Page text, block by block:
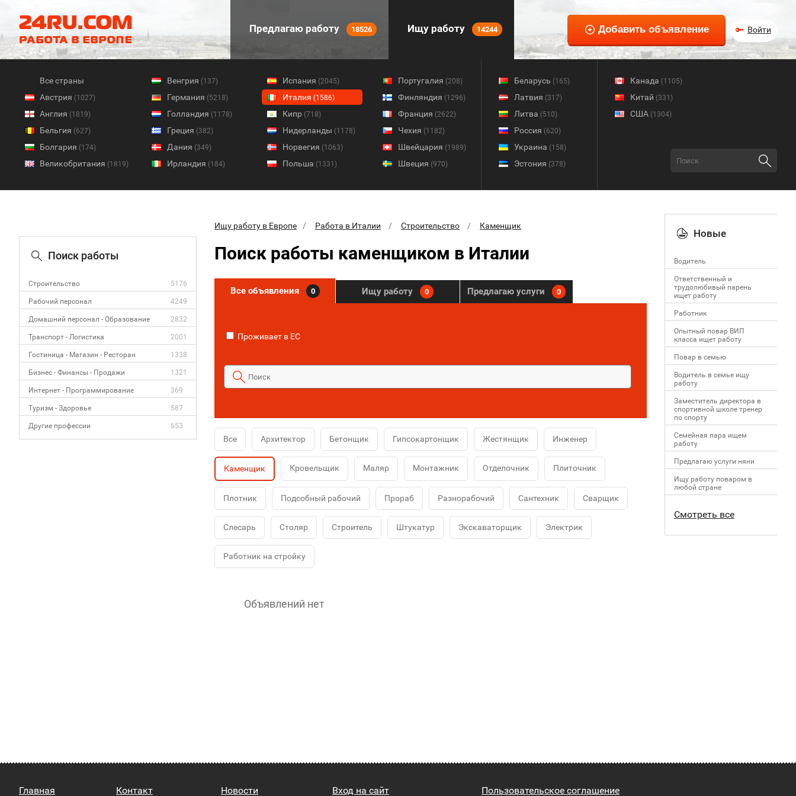
Предлагаю работу 18526 Ищу работу 14244 Войти
Все страны
Австрия (1027)
Англия (1819)
Бельгия (627)
Болгария (174)
Великобритания (1819)
Венгрия (137)
Германия (5218)
Голландия (1178)
Греция (382)
Дания (349)
Ирландия (184)
Испания (2045)
Италия (1586)
Кипр (718)
Нидерланды (1178)
Норвегия (1063)
Польша (1331)
Португалия (208)
Финляндия (1296)
Франция (2622)
Чехия (1182)
Швейцария (1989)
Швеция (970)
Беларусь (165)
Латвия (317)
Литва (510)
Россия (620)
Украина (158)
Эстония (378)
Канада (1105)
Китай (331)
США (1304)
Поиск работы
Строительство 5176
Рабочий персонал 4249
Домашний персонал - Образование 2832
Транспорт - Логистика 2001
Гостиница - Магазин - Ресторан 1338
Бизнес - Финансы - Продажи 1321
Интернет - Программирование 369
Туризм - Здоровье 587
Другие профессии 653
Ищу работу в Европе Работа в Италии Строительство Каменщик
Поиск работы каменщиком в Италии
Все объявления 0 Ищу работу 0 Предлагаю услуги 0
Проживает в ЕС
Все Архитектор Бетонщик Гипсокартонщик Жестянщик Инженер
Каменщик Кровельщик Маляр Монтажник Отделочник Плиточник
Плотник Подсобный рабочий Прораб Разнорабочий Сантехник Сварщик
Слесарь Столяр Строитель Штукатур Экскаваторщик Электрик
Работник на стройку
Объявлений нет
Новые
Водитель
Ответственный и
трудолюбивый парень
ищет работу
Работник
Опытный повар ВИП
класса ищет работу
Повар в семью
Водитель в семье ищу
работу
Заместитель директора в
спортивной школе тренер
по спорту
Семейная пара ищем
работу
Предлагаю услуги няни
Ищу работу поваром в
любой стране
Смотреть все
Главная Контакт Новости Вход на сайт Пользовательское соглашение